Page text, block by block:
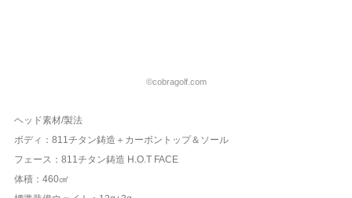
©cobragolf.com
ヘッド素材/製法
ボディ：811チタン鋳造＋カーボントップ＆ソール
フェース：811チタン鋳造 H.O.T FACE
体積：460㎠